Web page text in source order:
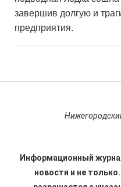
завершив долгую и
предприятия.
Информационный
новости и не